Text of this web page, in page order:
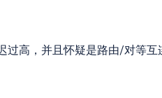
过高，并且怀疑是路由/对等